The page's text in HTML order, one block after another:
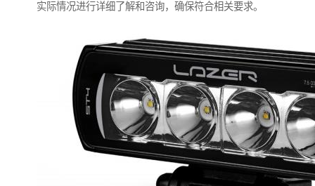
实际情况进行详细了解和咨询，确保符合相关要求。